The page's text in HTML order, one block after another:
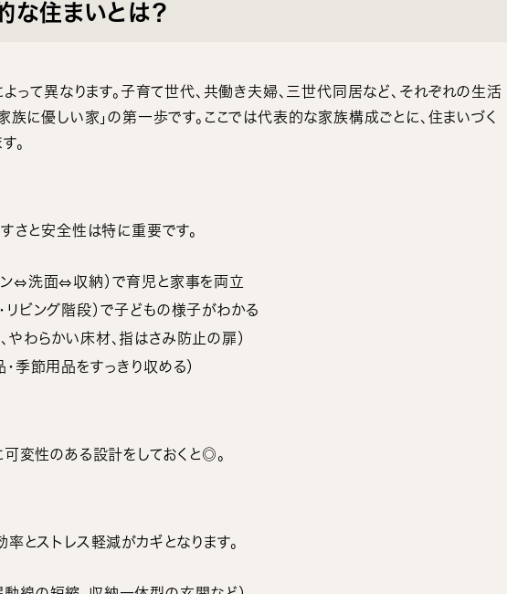
な住まいとは？
って異なります。子育て世代、共働き夫婦、三世代同居など、それぞれの生活
族に優しい家」の第一歩です。ここでは代表的な家族構成ごとに、住まいづく
。
さと安全性は特に重要です。
ン⇔洗面⇔収納）で育児と家事を両立
リビング階段）で子どもの様子がわかる
やわらかい床材、指はさみ防止の扉）
・季節用品をすっきり収める）
変性のある設計をしておくと◎。
とストレス軽減がカギとなります。